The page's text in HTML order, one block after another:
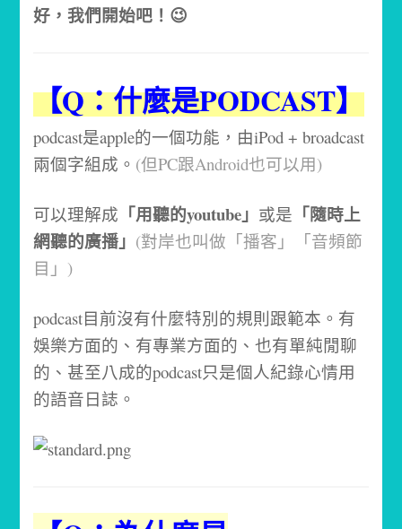
好，我們開始吧！ 😉
【Q：什麼是PODCAST】
podcast是apple的一個功能，由iPod + broadcast
兩個字組成。 (但PC跟Android也可以用)
可以理解成 「用聽的youtube」 或是 「隨時上
網聽的廣播」 (對岸也叫做「播客」「音頻節
目」)
podcast目前沒有什麼特別的規則跟範本。有
娛樂方面的、有專業方面的、也有單純閒聊
的、甚至八成的podcast只是個人紀錄心情用
的語音日誌。